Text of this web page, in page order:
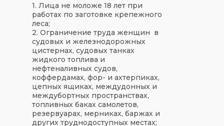
1. Лица не моложе 18 лет при
работах по заготовке крепежного
леса;
2. Ограничение труда женщин в
судовых и железнодорожных
цистернах, судовых танках
жидкого топлива и
нефтеналивных судов,
коффердамах, фор- и ахтерпиках,
цепных ящиках, междудонных и
междубортных пространствах,
топливных баках самолетов,
резервуарах, мерниках, баржах и
других труднодоступных местах;